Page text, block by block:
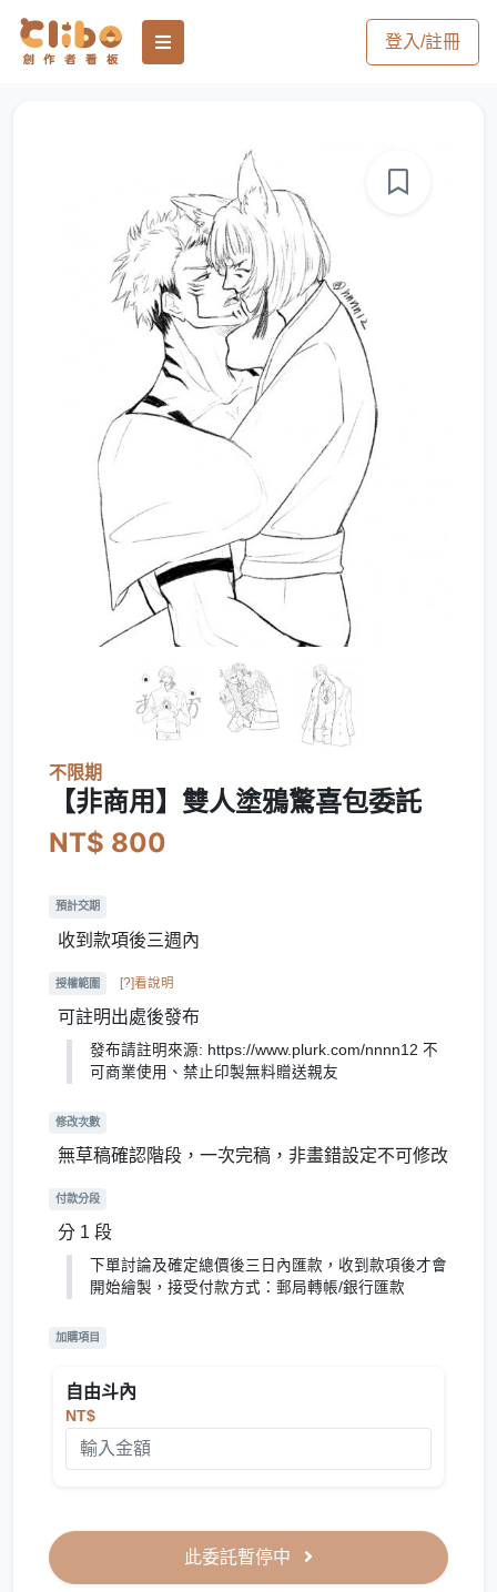
登入/註冊
不限期
【非商用】雙人塗鴉驚喜包委託
NT$ 800
預計交期
收到款項後三週內
授權範圍 [?]看說明
可註明出處後發布
發布請註明來源: https://www.plurk.com/nnnn12 不
可商業使用、禁止印製無料贈送親友
修改次數
無草稿確認階段，一次完稿，非畫錯設定不可修改
付款分段
分 1 段
下單討論及確定總價後三日內匯款，收到款項後才會
開始繪製，接受付款方式：郵局轉帳/銀行匯款
加購項目
自由斗內
NT$
此委託暫停中